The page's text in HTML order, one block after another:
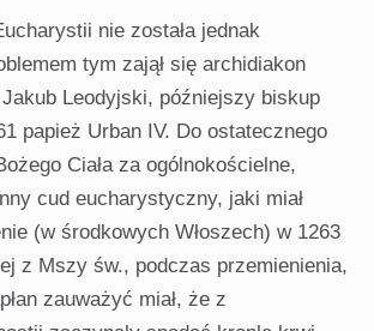
nie została jednak
tym zajął się archidiakon
Leodyjski, późniejszy biskup
papież Urban IV. Do ostatecznego
Ciała za ogólnokościelne,
cud eucharystyczny, jaki miał
(w środkowych Włoszech) w 1263
z Mszy św., podczas przemienienia,
zauważyć miał, że z